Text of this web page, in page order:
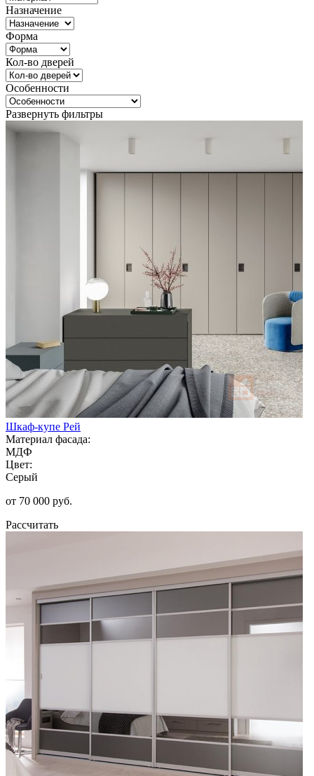
Назначение
Форма
Кол-во дверей
Особенности
Развернуть фильтры
Шкаф-купе Рей
Материал фасада:
МДФ
Цвет:
Серый
от 70 000 руб.
Рассчитать